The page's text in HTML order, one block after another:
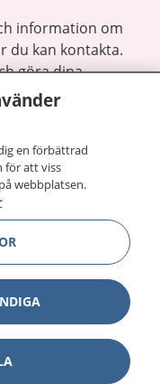
information om
du kan kontakta.
göra dina
1177 för
Visa
Visa
Visa
en förbättrad
för att viss
webbplatsen.